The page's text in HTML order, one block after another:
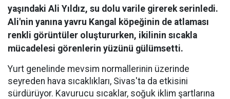
yaşındaki Ali Yıldız, su dolu varile girerek serinledi.
Ali'nin yanına yavru Kangal köpeğinin de atlaması
renkli görüntüler oluştururken, ikilinin sıcakla
mücadelesi görenlerin yüzünü gülümsetti.
Yurt genelinde mevsim normallerinin üzerinde
seyreden hava sıcaklıkları, Sivas'ta da etkisini
sürdürüyor. Kavurucu sıcaklar, soğuk iklim şartlarına